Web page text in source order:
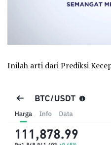
Inilah arti dari Prediksi